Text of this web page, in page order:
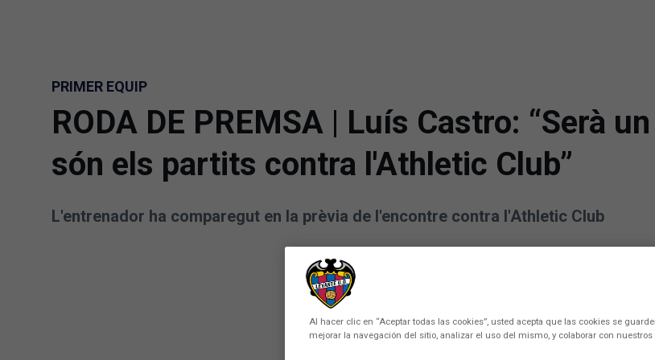
PRIMER EQUIP
RODA DE PREMSA | Luís Castro: “Serà
són els partits contra l'Athletic Club”
L'entrenador ha comparegut en la prèvia de l'encontre contra l'Athletic Club
Al hacer clic en “Aceptar todas las cookies”, usted acepta que las cookies se
mejorar la navegación del sitio, analizar el uso del mismo, y colaborar con nuestros